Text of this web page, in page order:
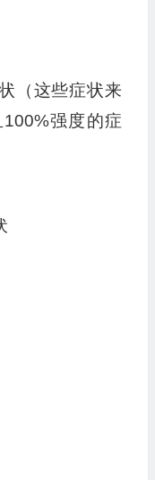
（这些症状来
强度的症